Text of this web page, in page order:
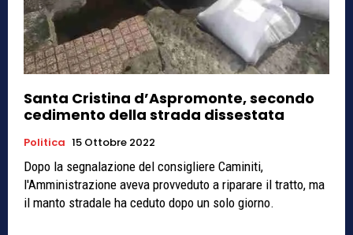
Santa Cristina d’Aspromonte, secondo
cedimento della strada dissestata
Politica 15 Ottobre 2022
Dopo la segnalazione del consigliere Caminiti,
l'Amministrazione aveva provveduto a riparare il tratto, ma
il manto stradale ha ceduto dopo un solo giorno.